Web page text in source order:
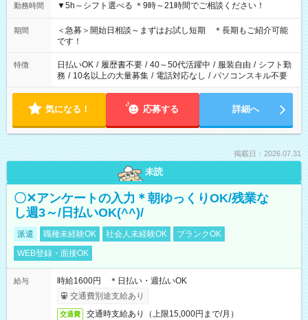
勤務時間 ▼5h～シフト選べる ＊9時～21時間でご相談ください！
期間
＜急募＞開始日相談～まずはお試し短期 ＊長期もご紹介可能
です！
特徴 日払いOK / 履歴書不要 / 40～50代活躍中 / 服装自由 / シフト勤
務 / 10名以上の大量募集 / 電話対応なし / パソコンスキル不要
気になる！ 応募する 詳細へ
掲載日：2026.07.31
未読
〇✕アンケートの入力＊朝ゆっくりOK/残業な
し週3～/日払いOK(^^)/
派遣 職種未経験OK 社会人未経験OK
ブランクOK
WEB登録・面接OK
給与
時給1600円 ＊日払い・週払いOK
交通費別途支給あり
交通費 交通時支給あり（上限15,000円まで/月）